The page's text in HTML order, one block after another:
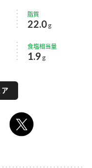
脂質
22.0 g
食塩相当量
1.9 g